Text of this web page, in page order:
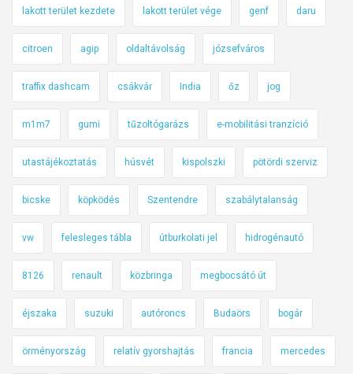
lakott terület kezdete lakott terület vége genf daru
citroen agip oldaltávolság józsefváros
traffix dashcam csákvár India őz jog
m1m7 gumi tűzoltógarázs e-mobilitási tranzíció
utastájékoztatás húsvét kispolszki pötördi szerviz
bicske köpködés Szentendre szabálytalanság
vw felesleges tábla útburkolati jel hidrogénautó
8126 renault közbringa megbocsátó út
éjszaka suzuki autóroncs Budaörs bogár
örményország relatív gyorshajtás francia mercedes